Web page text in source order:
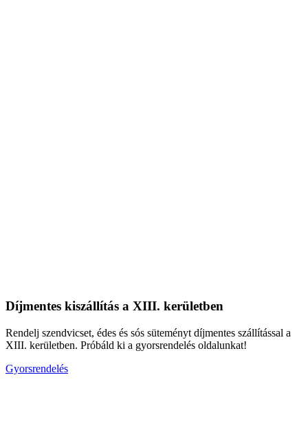
Díjmentes kiszállítás a XIII. kerületben
Rendelj szendvicset, édes és sós süteményt díjmentes szállítással a
XIII. kerületben. Próbáld ki a gyorsrendelés oldalunkat!
Gyorsrendelés